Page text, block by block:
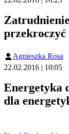
przekroczyć
Agnieszka Rosa
22.02.2016 | 10:05
Energetyka
dla